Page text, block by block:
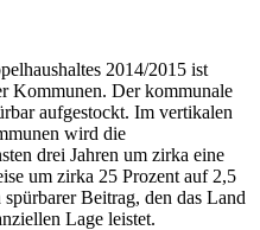
2014/2015 ist
Kommunen. Der kommunale
aufgestockt. Im vertikalen
wird die
drei Jahren um zirka eine
um zirka 25 Prozent auf 2,5
Beitrag, den das Land
Lage leistet.